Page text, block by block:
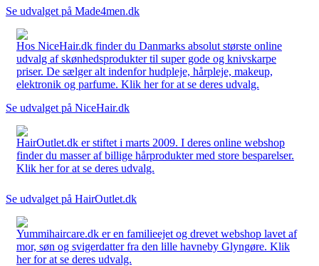
Se udvalget på Made4men.dk
Hos NiceHair.dk finder du Danmarks absolut største online
udvalg af skønhedsprodukter til super gode og knivskarpe
priser. De sælger alt indenfor hudpleje, hårpleje, makeup,
elektronik og parfume. Klik her for at se deres udvalg.
Se udvalget på NiceHair.dk
HairOutlet.dk er stiftet i marts 2009. I deres online webshop
finder du masser af billige hårprodukter med store besparelser.
Klik her for at se deres udvalg.
Se udvalget på HairOutlet.dk
Yummihaircare.dk er en familieejet og drevet webshop lavet af
mor, søn og svigerdatter fra den lille havneby Glyngøre. Klik
her for at se deres udvalg.